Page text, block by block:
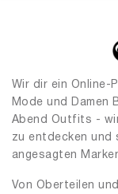
Wir dir ein Online-
Mode und Damen
Abend Outfits -
zu entdecken
angesagten
Von Oberteilen